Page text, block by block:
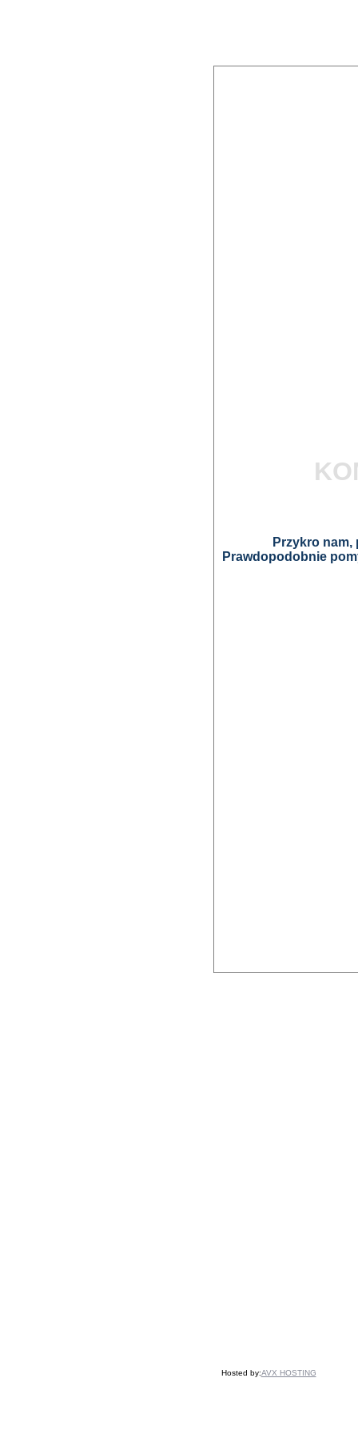
Przykro
Prawdopodobnie
Hosted by:AVX HOSTING